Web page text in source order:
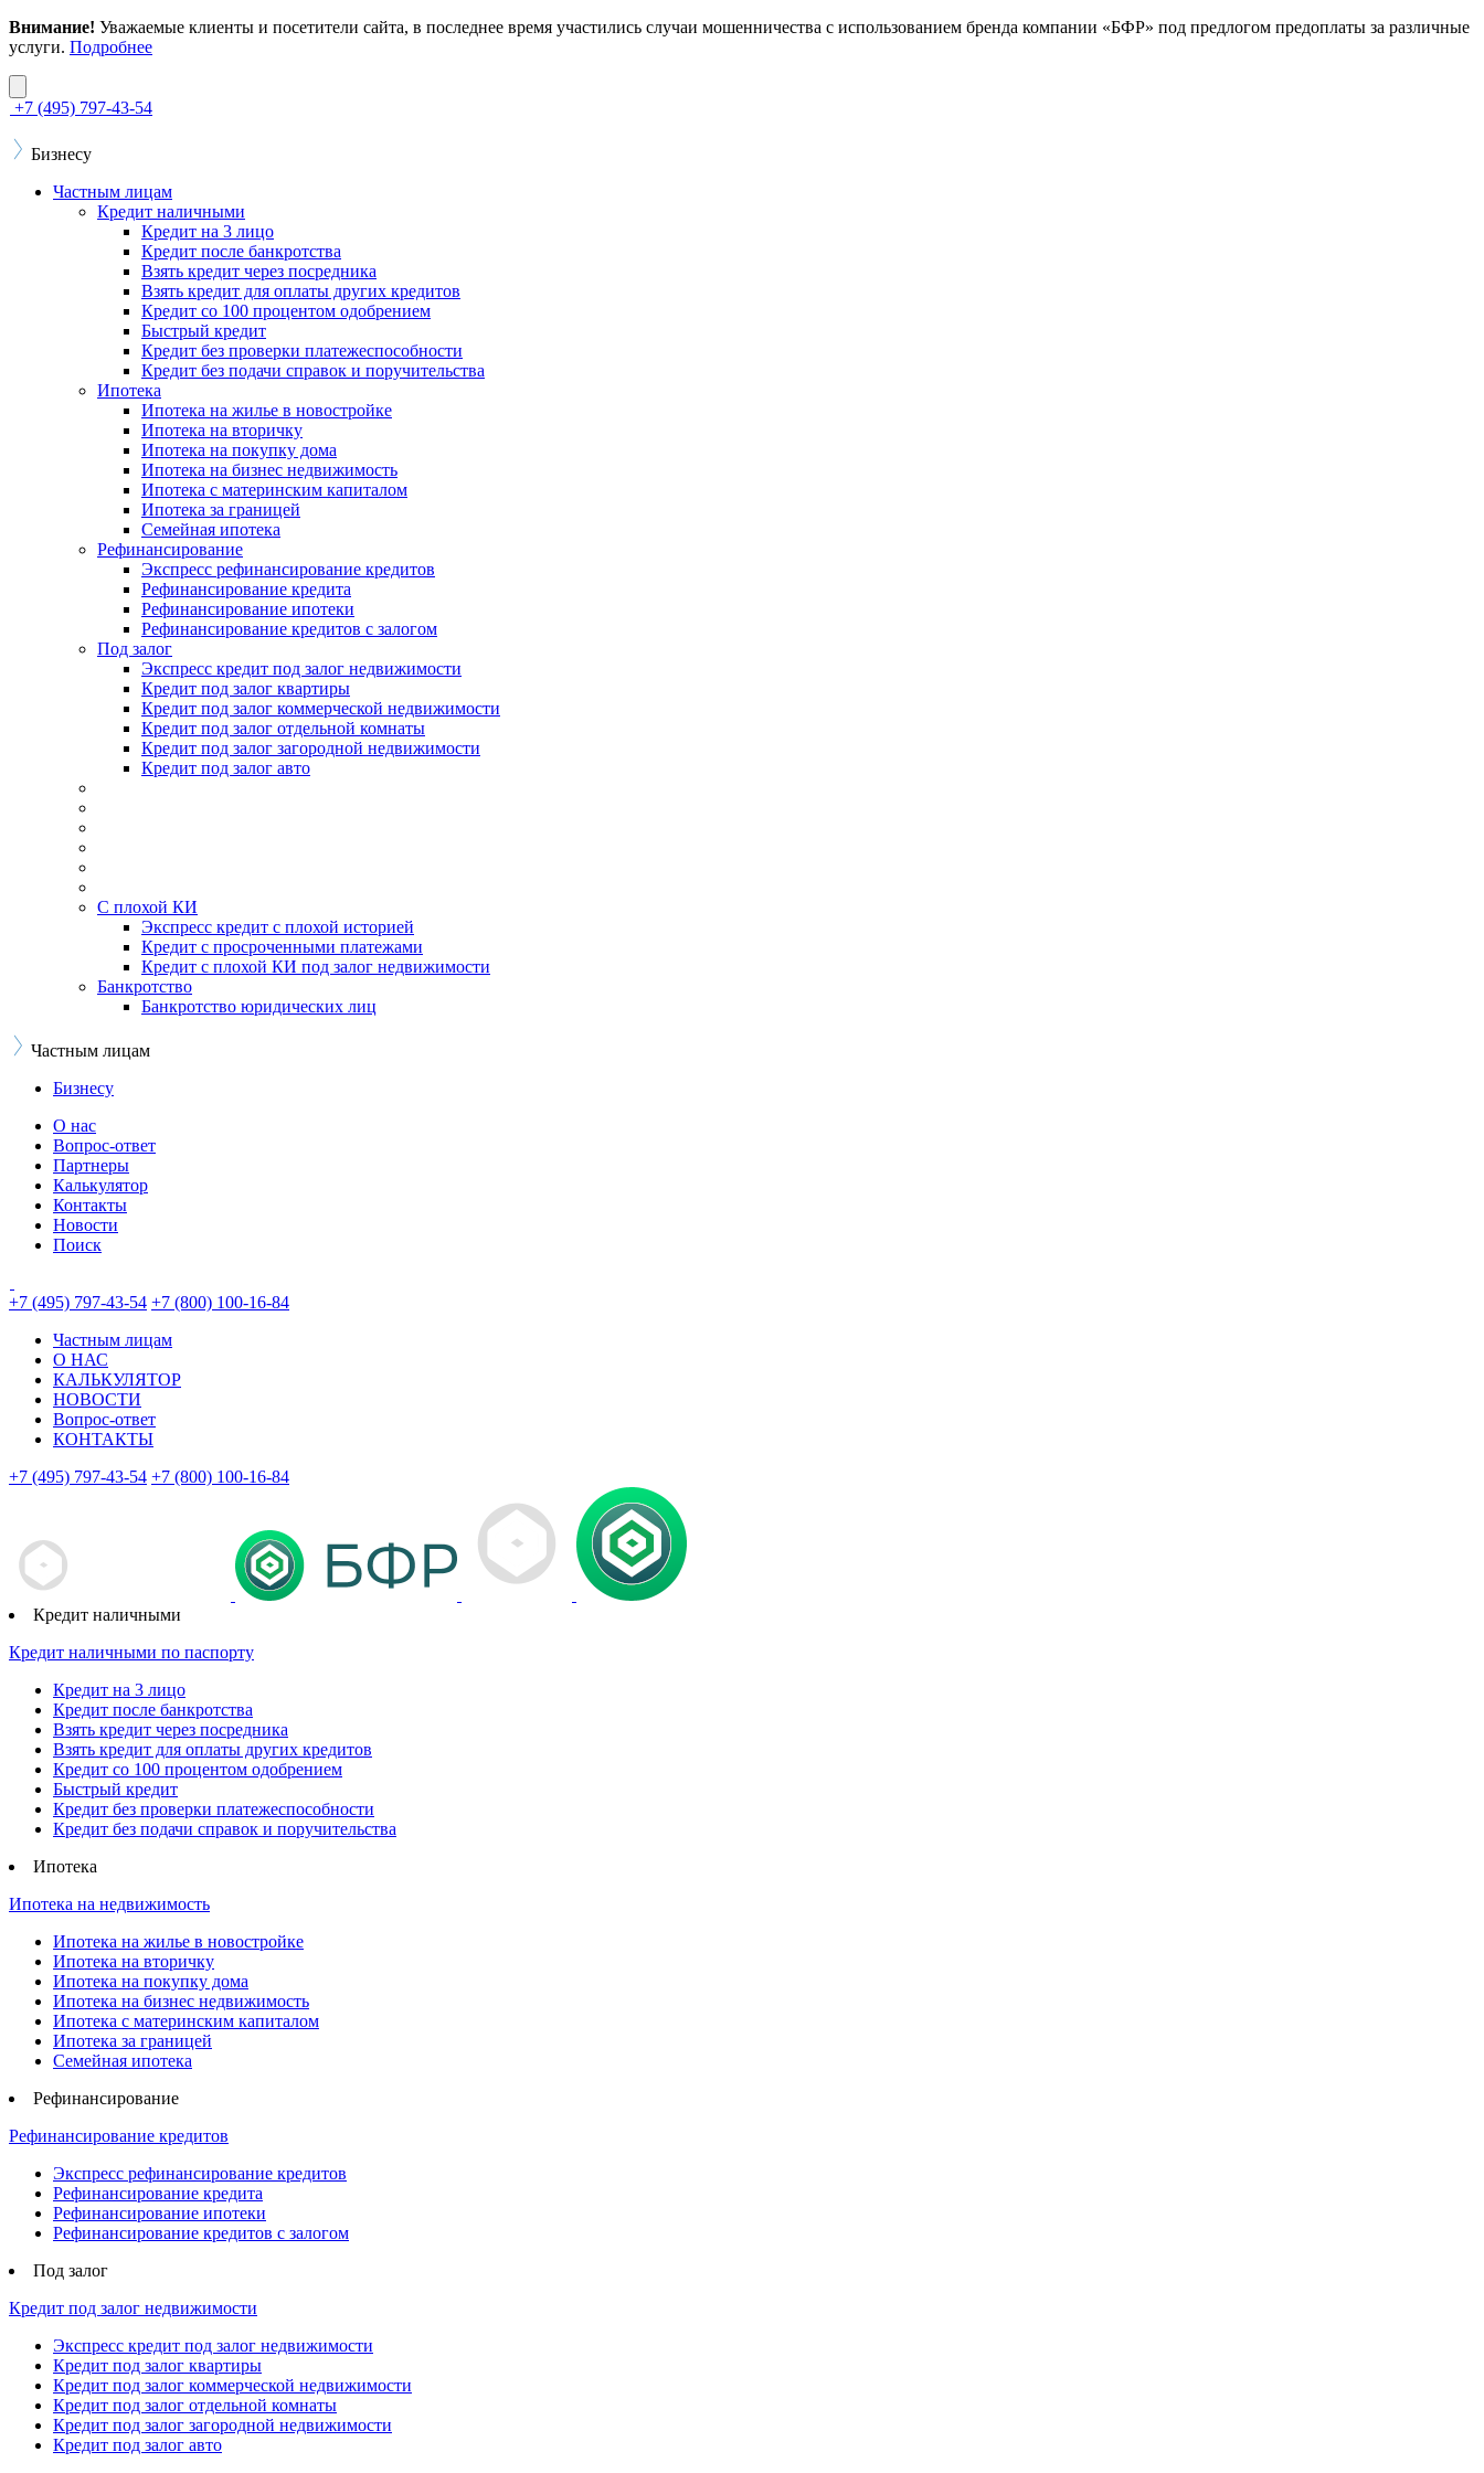
Внимание! Уважаемые клиенты и посетители сайта, в последнее время участились случаи мошенничества с использованием бренда компании «БФР» под предлогом предоплаты за различные
услуги. Подробнее
+7 (495) 797-43-54
Бизнесу
Частным лицам
Кредит наличными
Кредит на 3 лицо
Кредит после банкротства
Взять кредит через посредника
Взять кредит для оплаты других кредитов
Кредит со 100 процентом одобрением
Быстрый кредит
Кредит без проверки платежеспособности
Кредит без подачи справок и поручительства
Ипотека
Ипотека на жилье в новостройке
Ипотека на вторичку
Ипотека на покупку дома
Ипотека на бизнес недвижимость
Ипотека с материнским капиталом
Ипотека за границей
Семейная ипотека
Рефинансирование
Экспресс рефинансирование кредитов
Рефинансирование кредита
Рефинансирование ипотеки
Рефинансирование кредитов с залогом
Под залог
Экспресс кредит под залог недвижимости
Кредит под залог квартиры
Кредит под залог коммерческой недвижимости
Кредит под залог отдельной комнаты
Кредит под залог загородной недвижимости
Кредит под залог авто
С плохой КИ
Экспресс кредит с плохой историей
Кредит с просроченными платежами
Кредит с плохой КИ под залог недвижимости
Банкротство
Банкротство юридических лиц
Частным лицам
Бизнесу
О нас
Вопрос-ответ
Партнеры
Калькулятор
Контакты
Новости
Поиск
+7 (495) 797-43-54 +7 (800) 100-16-84
Частным лицам
О НАС
КАЛЬКУЛЯТОР
НОВОСТИ
Вопрос-ответ
КОНТАКТЫ
+7 (495) 797-43-54 +7 (800) 100-16-84
Кредит наличными
Кредит наличными по паспорту
Кредит на 3 лицо
Кредит после банкротства
Взять кредит через посредника
Взять кредит для оплаты других кредитов
Кредит со 100 процентом одобрением
Быстрый кредит
Кредит без проверки платежеспособности
Кредит без подачи справок и поручительства
Ипотека
Ипотека на недвижимость
Ипотека на жилье в новостройке
Ипотека на вторичку
Ипотека на покупку дома
Ипотека на бизнес недвижимость
Ипотека с материнским капиталом
Ипотека за границей
Семейная ипотека
Рефинансирование
Рефинансирование кредитов
Экспресс рефинансирование кредитов
Рефинансирование кредита
Рефинансирование ипотеки
Рефинансирование кредитов с залогом
Под залог
Кредит под залог недвижимости
Экспресс кредит под залог недвижимости
Кредит под залог квартиры
Кредит под залог коммерческой недвижимости
Кредит под залог отдельной комнаты
Кредит под залог загородной недвижимости
Кредит под залог авто